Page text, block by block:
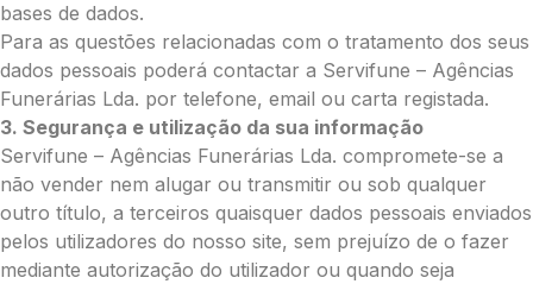
Cruz:
Pequena (€85)
Média (€100)
Grande (€115)
Coração:
Pequena (€85)
Média (€100)
Grande (€115)
Coroa:
bases de dados.
Para as questões relacionadas com o tratamento dos seus
dados pessoais poderá contactar a Servifune – Agências
Funerárias Lda. por telefone, email ou carta registada.
3. Segurança e utilização da sua informação
Servifune – Agências Funerárias Lda. compromete-se a
não vender nem alugar ou transmitir ou sob qualquer
outro título, a terceiros quaisquer dados pessoais enviados
pelos utilizadores do nosso site, sem prejuízo de o fazer
mediante autorização do utilizador ou quando seja